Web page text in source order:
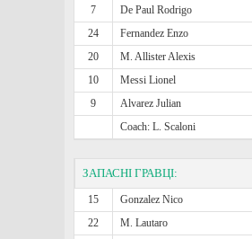
7
De Paul Rodrigo
24
Fernandez Enzo
20
M. Allister Alexis
10
Messi Lionel
9
Alvarez Julian
Coach: L. Scaloni
ЗАПАСНІ ГРАВЦІ:
15 Gonzalez Nico
22
M. Lautaro